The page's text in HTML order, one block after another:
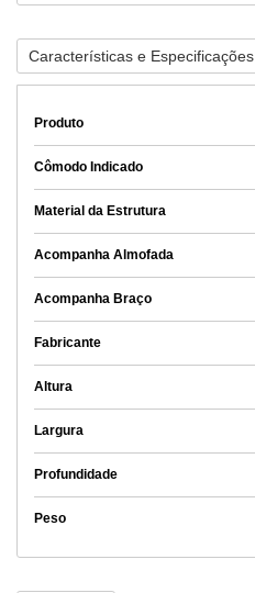
Características e Especificações
Produto
Cômodo Indicado
Material da Estrutura
Acompanha Almofada
Acompanha Braço
Fabricante
Altura
Largura
Profundidade
Peso